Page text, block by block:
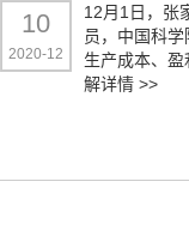
10
2020-12
12月1日，张
员，中国科
生产成本、
解详情 >>